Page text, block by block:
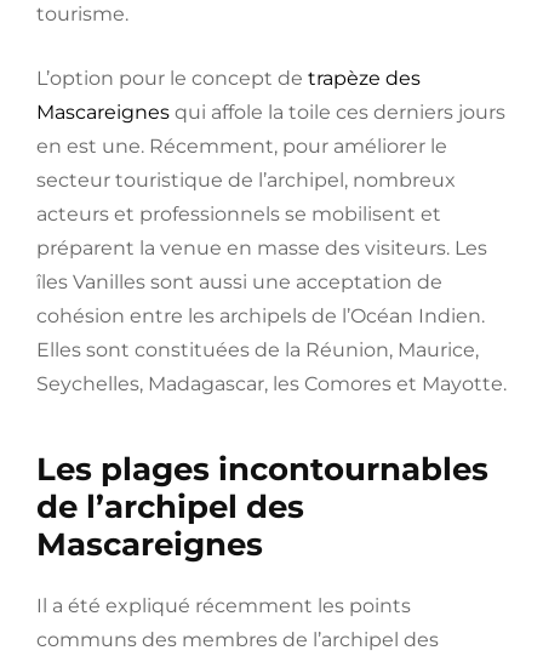
tourisme.
L’option pour le concept de trapèze des
Mascareignes qui affole la toile ces derniers jours
en est une. Récemment, pour améliorer le
secteur touristique de l’archipel, nombreux
acteurs et professionnels se mobilisent et
préparent la venue en masse des visiteurs. Les
îles Vanilles sont aussi une acceptation de
cohésion entre les archipels de l’Océan Indien.
Elles sont constituées de la Réunion, Maurice,
Seychelles, Madagascar, les Comores et Mayotte.
Les plages incontournables
de l’archipel des
Mascareignes
Il a été expliqué récemment les points
communs des membres de l’archipel des